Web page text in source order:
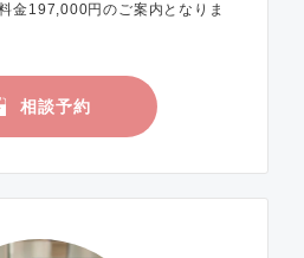
金197,000円のご案内となりま
相談予約